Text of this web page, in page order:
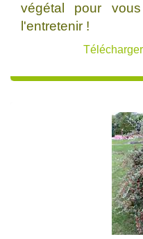
végétal pour
l'entretenir !